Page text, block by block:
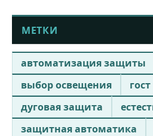
МЕТКИ
автоматизация защиты
выбор освещения
гост
дуговая защита
защитная автоматика